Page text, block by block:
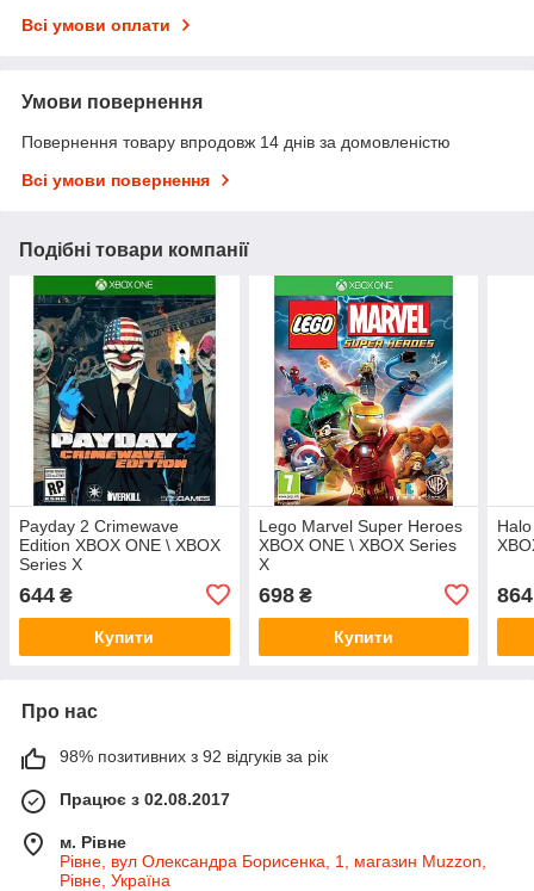
Всі умови оплати
Умови повернення
Повернення товару впродовж 14 днів за домовленістю
Всі умови повернення
Подібні товари компанії
Payday 2 Crimewave
Edition XBOX ONE \ XBOX
Series X
644 ₴
Купити
Lego Marvel Super Heroes
XBOX ONE \ XBOX Series
X
698₴
Купити
864
Про нас
98% позитивних з 92 відгуків за рік
Працює з 02.08.2017
м. Рівне
Рівне, вул Олександра Борисенка, 1, магазин Muzzon,
Рівне, Україна